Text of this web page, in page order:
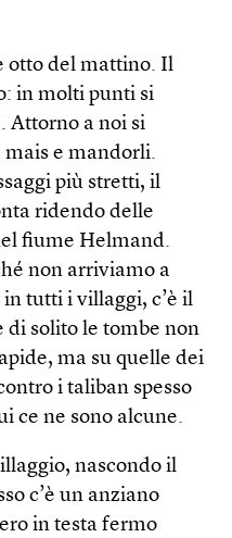
otto del mattino. Il
in molti punti si
Attorno a noi si
mais e mandorli.
più stretti, il
ridendo delle
fiume Helmand.
non arriviamo a
tutti i villaggi, c’è il
di solito le tombe non
ma su quelle dei
i taliban spesso
ce ne sono alcune.
nascondo il
c’è un anziano
in testa fermo